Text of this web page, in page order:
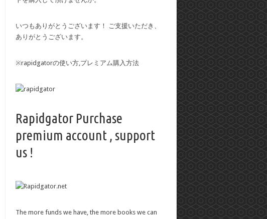
いつもありがとうございます！ ご支援いただき、
ありがとうございます。
※rapidgatorの使い方,プレミアム購入方法
Rapidgator Purchase
premium account , support
us !
The more funds we have, the more books we can